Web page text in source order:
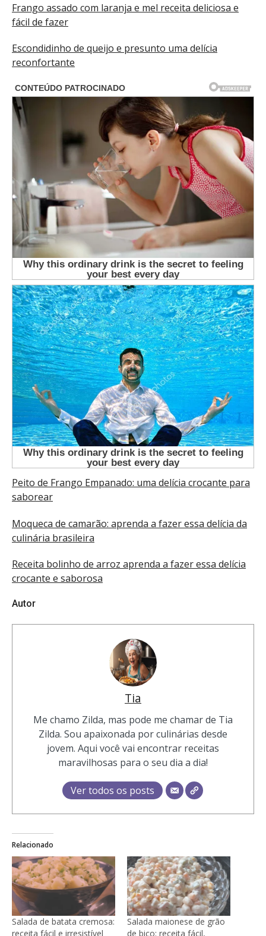
Frango assado com laranja e mel receita deliciosa e
fácil de fazer
Escondidinho de queijo e presunto uma delícia
reconfortante
Peito de Frango Empanado: uma delícia crocante para
saborear
Moqueca de camarão: aprenda a fazer essa delícia da
culinária brasileira
Receita bolinho de arroz aprenda a fazer essa delícia
crocante e saborosa
Autor
Tia
Me chamo Zilda, mas pode me chamar de Tia
Zilda. Sou apaixonada por culinárias desde
jovem. Aqui você vai encontrar receitas
maravilhosas para o seu dia a dia!
Ver todos os posts
Relacionado
Salada de batata cremosa:
receita fácil e irresistível
Salada maionese de grão
de bico: receita fácil,